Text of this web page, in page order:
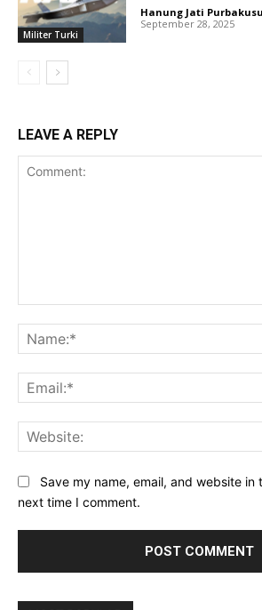
Militer Turki
Hanung Jati
September 28, 2025
LEAVE A REPLY
Save my name, email, and website in
next time I comment.